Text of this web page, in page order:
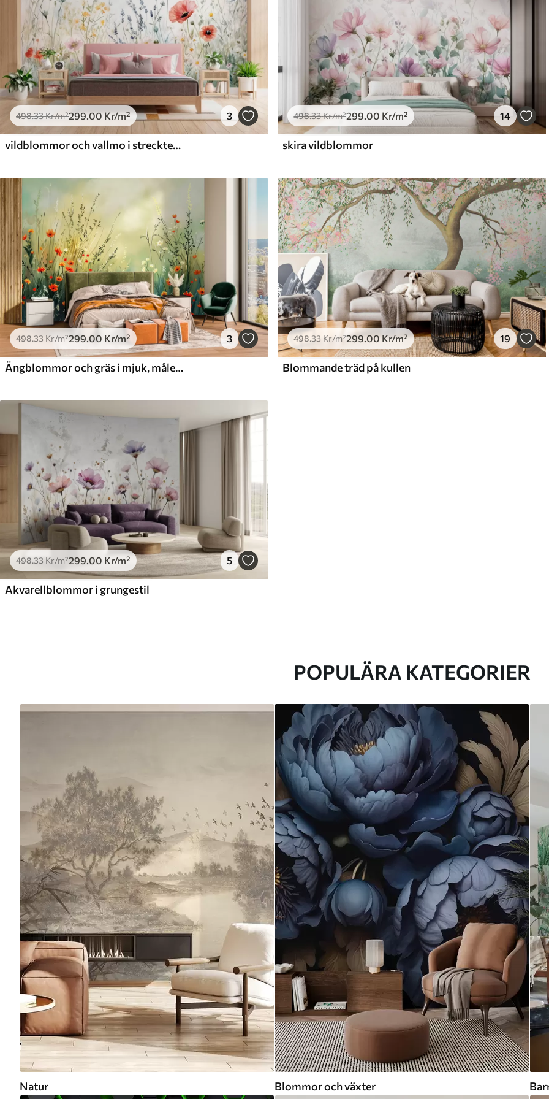
498.33Kr/m²299.00Kr/m² 3
vildblommor och vallmo i strecktekniken
498.33Kr/m²299.00 Kr/m² 14
skira vildblommor
498.33Kr/m²299.00 Kr/m² 3
Ängblommor och gräs i mjuk, målerisk stil
498.33Kr/m²299 .00Kr/m² 19
Blommande träd på kullen
498.33Kr/m²299.00 Kr/m² 5
Akvarellblommor i grungestil
POPULÄRA KATEGORIER
Natur Blommor och växter